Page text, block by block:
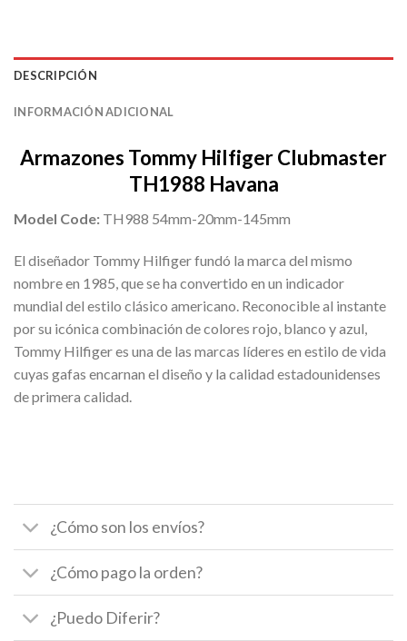
DESCRIPCIÓN
INFORMACIÓN ADICIONAL
Armazones Tommy Hilfiger Clubmaster
TH1988 Havana
Model Code: TH988 54mm-20mm-145mm
El diseñador Tommy Hilfiger fundó la marca del mismo
nombre en 1985, que se ha convertido en un indicador
mundial del estilo clásico americano. Reconocible al instante
por su icónica combinación de colores rojo, blanco y azul,
Tommy Hilfiger es una de las marcas líderes en estilo de vida
cuyas gafas encarnan el diseño y la calidad estadounidenses
de primera calidad.
¿Cómo son los envíos?
¿Cómo pago la orden?
¿Puedo Diferir?